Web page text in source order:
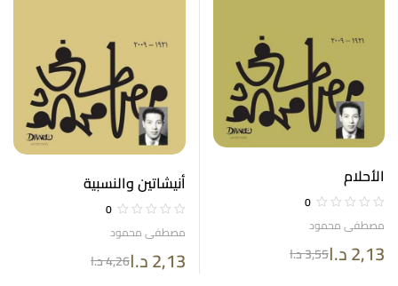
الأحلام
0
مصطفى محمود
3,55د.ا 2,13د.ا
أنيشاتين والنسبية
0
مصطفى محمود
4,26د.ا 2,13د.ا